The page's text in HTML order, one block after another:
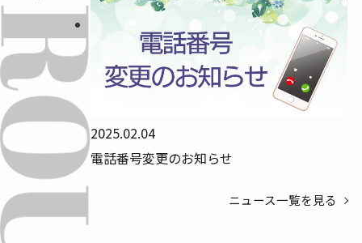
2025.02.04
電話番号変更のお知らせ
ニュース一覧を見る